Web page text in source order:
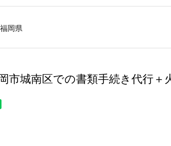
福岡県
市城南区での書類手続き代行